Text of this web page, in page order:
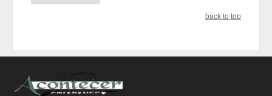
back to top